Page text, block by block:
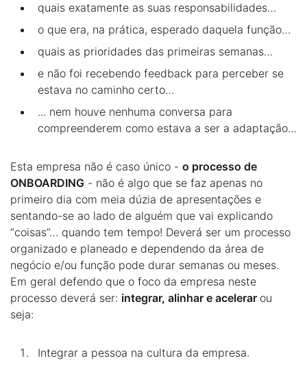
quais exatamente as suas responsabilidades…
o que era, na prática, esperado daquela função…
quais as prioridades das primeiras semanas…
e não foi recebendo feedback para perceber se
estava no caminho certo…
... nem houve nenhuma conversa para
compreenderem como estava a ser a adaptação…
Esta empresa não é caso único - o processo de
ONBOARDING - não é algo que se faz apenas no
primeiro dia com meia dúzia de apresentações e
sentando-se ao lado de alguém que vai explicando
“coisas”… quando tem tempo! Deverá ser um processo
organizado e planeado e dependendo da área de
negócio e/ou função pode durar semanas ou meses.
Em geral defendo que o foco da empresa neste
processo deverá ser: integrar, alinhar e acelerar ou
seja:
Integrar a pessoa na cultura da empresa.